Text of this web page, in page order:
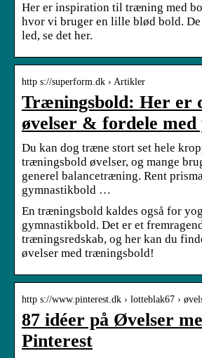
Her er inspiration til træning med
hvor vi bruger en lille blød bold. De
led, se det her.
http s://superform.dk › Artikler
Træningsbold: Her er
øvelser & fordele med
Du kan dog træne stort set hele
træningsbold øvelser, og mange
generel balancetræning. Rent
gymnastikbold …
En træningsbold kaldes også for
gymnastikbold. Det er et
træningsredskab, og her kan du
øvelser med træningsbold!
http s://www.pinterest.dk › lotteblak67 ›
87 idéer på Øvelser
Pinterest